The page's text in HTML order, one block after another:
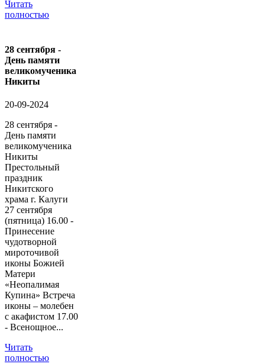
Читать
полностью
28 сентября -
День памяти
великомученика
Никиты
20-09-2024
28 сентября -
День памяти
великомученика
Никиты
Престольный
праздник
Никитского
храма г. Калуги
27 сентября
(пятница) 16.00 -
Принесение
чудотворной
мироточивой
иконы Божией
Матери
«Неопалимая
Купина» Встреча
иконы – молебен
с акафистом 17.00
- Всенощное...
Читать
полностью